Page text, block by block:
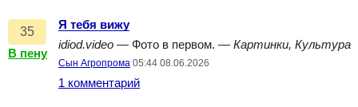
35
В пену
Я тебя вижу
idiod.video — Фото в первом. — Картинки, Культура
Сын Агропрома 05:44 08.06.2026
1 комментарий